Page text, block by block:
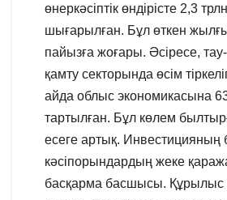
өнеркәсіптік өндірісте 2,3
шығарылған. Бұл өткен
пайызға жоғары. Әсіресе,
қамту секторында өсім
айда облыс экономикасына
тартылған. Бұл көлем
есеге артық. Инвестицияның
кәсіпорындардың жеке
басқарма басшысы. Құрылыс